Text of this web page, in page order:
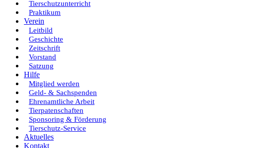
Tierschutzunterricht
Praktikum
Verein
Leitbild
Geschichte
Zeitschrift
Vorstand
Satzung
Hilfe
Mitglied werden
Geld- & Sachspenden
Ehrenamtliche Arbeit
Tierpatenschaften
Sponsoring & Förderung
Tierschutz-Service
Aktuelles
Kontakt